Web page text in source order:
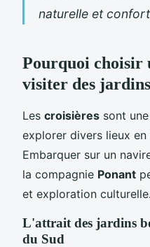
naturelle et
Pourquoi choisir
visiter des
Les croisières sont
explorer divers lieux
Embarquer sur un
la compagnie Ponant
et exploration culturelle.
L'attrait des jardins
du Sud